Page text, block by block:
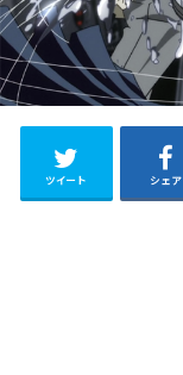
ツイート シェア